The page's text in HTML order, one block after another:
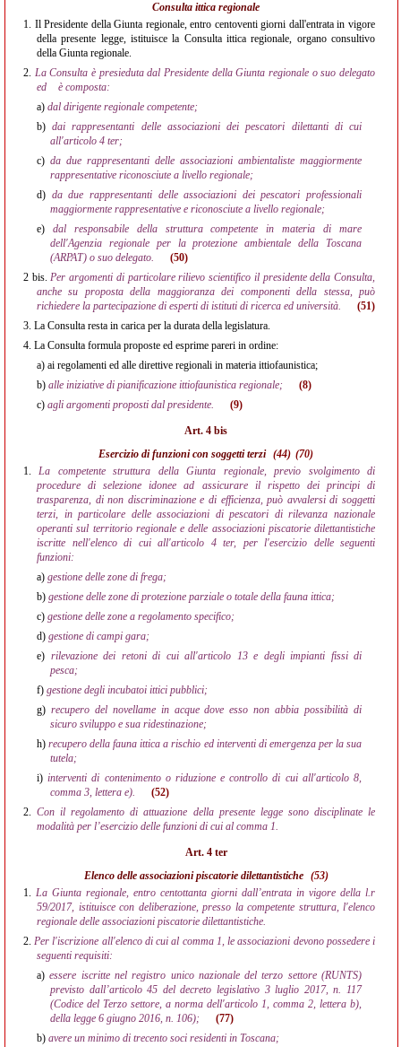
Consulta ittica regionale
1. Il Presidente della Giunta regionale, entro centoventi giorni dall'entrata in vigore
della presente legge, istituisce la Consulta ittica regionale, organo consultivo
della Giunta regionale.
2. La Consulta è presieduta dal Presidente della Giunta regionale o suo delegato
ed
è composta:
a) dal dirigente regionale competente;
b) dai rappresentanti delle associazioni dei pescatori dilettanti di cui
all'articolo 4 ter;
c) da due rappresentanti delle associazioni ambientaliste maggiormente
rappresentative riconosciute a livello regionale;
d) da due rappresentanti delle associazioni dei pescatori professionali
maggiormente rappresentative e riconosciute a livello regionale;
e)
dal responsabile della struttura competente in materia di mare
dell'Agenzia regionale per la protezione ambientale della Toscana
(ARPAT) o suo delegato.
(50)
2 bis. Per argomenti di particolare rilievo scientifico il presidente della Consulta,
anche su proposta della maggioranza dei componenti della stessa, può
richiedere la partecipazione di esperti di istituti di ricerca ed università.
(51)
3. La Consulta resta in carica per la durata della legislatura.
4. La Consulta formula proposte ed esprime pareri in ordine:
a) ai regolamenti ed alle direttive regionali in materia ittiofaunistica;
b) alle iniziative di pianificazione ittiofaunistica regionale;
(8)
c) agli argomenti proposti dal presidente. (9)
Art. 4 bis
Esercizio di funzioni con soggetti terzi (44) (70)
1.
La competente struttura della Giunta regionale, previo svolgimento di
procedure di selezione idonee ad assicurare il rispetto dei principi di
trasparenza, di non discriminazione e di efficienza, può avvalersi di soggetti
terzi, in particolare delle associazioni di pescatori di rilevanza nazionale
operanti sul territorio regionale e delle associazioni piscatorie dilettantistiche
iscritte nell'elenco di cui all'articolo 4 ter, per l'esercizio delle seguenti
funzioni:
a) gestione delle zone di frega;
b) gestione delle zone di protezione parziale o totale della fauna ittica;
c) gestione delle zone a regolamento specifico;
d) gestione di campi gara;
e) rilevazione dei retoni di cui all'articolo 13 e degli impianti fissi di
pesca;
f) gestione degli incubatoi ittici pubblici;
g) recupero del novellame in acque dove esso non abbia possibilità di
sicuro sviluppo e sua ridestinazione;
h) recupero della fauna ittica a rischio ed interventi di emergenza per la sua
tutela;
i) interventi di contenimento o riduzione e controllo di cui all'articolo 8,
comma 3, lettera e).
(52)
2. Con il regolamento di attuazione della presente legge sono disciplinate le
modalità per l’esercizio delle funzioni di cui al comma 1.
Art. 4 ter
Elenco delle associazioni piscatorie dilettantistiche (53)
1. La Giunta regionale, entro centottanta giorni dall’entrata in vigore della l.r
59/2017, istituisce con deliberazione, presso la competente struttura, l'elenco
regionale delle associazioni piscatorie dilettantistiche.
2. Per l'iscrizione all'elenco di cui al comma 1, le associazioni devono possedere i
seguenti requisiti:
a) essere iscritte nel registro unico nazionale del terzo settore (RUNTS)
previsto dall’articolo 45 del decreto legislativo 3 luglio 2017, n. 117
(Codice del Terzo settore, a norma dell'articolo 1, comma 2, lettera b),
della legge 6 giugno 2016, n. 106);
(77)
b) avere un minimo di trecento soci residenti in Toscana;